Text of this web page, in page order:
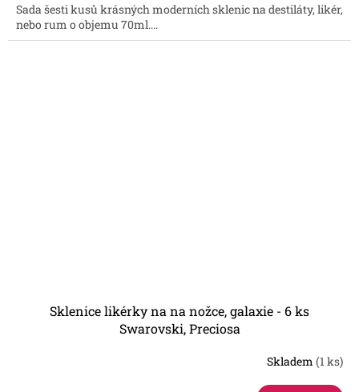
Sada šesti kusů krásných moderních sklenic na destiláty, likér,
nebo rum o objemu 70ml....
Sklenice likérky na na nožce, galaxie - 6 ks
Swarovski, Preciosa
Skladem (1 ks)